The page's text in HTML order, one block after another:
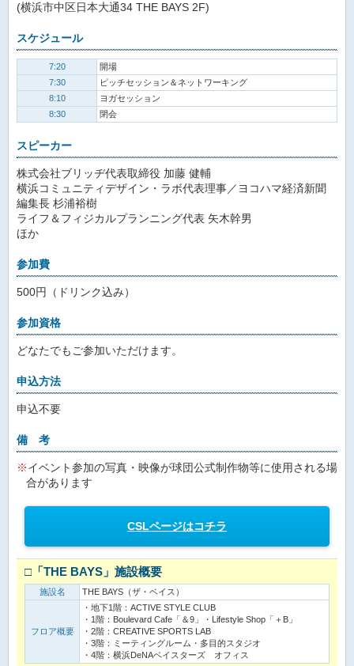
(横浜市中区日本大通34 THE BAYS 2F)
スケジュール
7:20
開場
7:30
ピッチセッション＆ネットワーキング
8:10
ヨガセッション
8:30
閉会
スピーカー
株式会社ブリッヂ代表取締役 加藤 健輔
横浜コミュニティデザイン・ラボ代表理事／ヨコハマ経済新聞
編集長 杉浦裕樹
ライフ＆フィジカルプランニング代表 矢木幹男
ほか
参加費
500円（ドリンク込み）
参加資格
どなたでもご参加いただけます。
申込方法
申込不要
備 考
イベント参加の写真・映像が球団公式制作物等に使用される場
合があります
CSLページはコチラ
□「THE BAYS」施設概要
施設名 THE BAYS（ザ・ベイス）
フロア概要
・地下1階：ACTIVE STYLE CLUB
・1階：Boulevard Cafe「＆9」・Lifestyle Shop「＋B」
・2階：CREATIVE SPORTS LAB
・3階：ミーティングルーム・多目的スタジオ
・4階：横浜DeNAベイスターズ オフィス